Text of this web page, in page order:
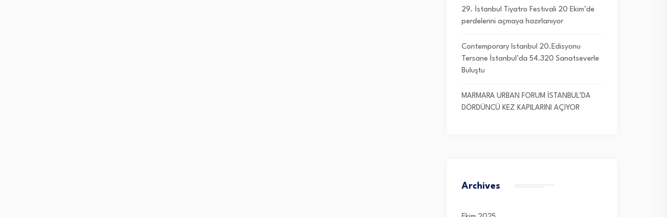
29. İstanbul Tiyatro Festivali 20 Ekim’de
perdelerini açmaya hazırlanıyor
Contemporary Istanbul 20.Edisyonu
Tersane İstanbul’da 54.320 Sanatseverle
Buluştu
MARMARA URBAN FORUM İSTANBUL’DA
DÖRDÜNCÜ KEZ KAPILARINI AÇIYOR
Archives